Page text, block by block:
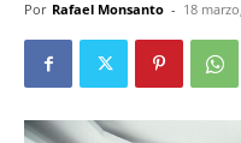
Por Rafael Monsanto - 18